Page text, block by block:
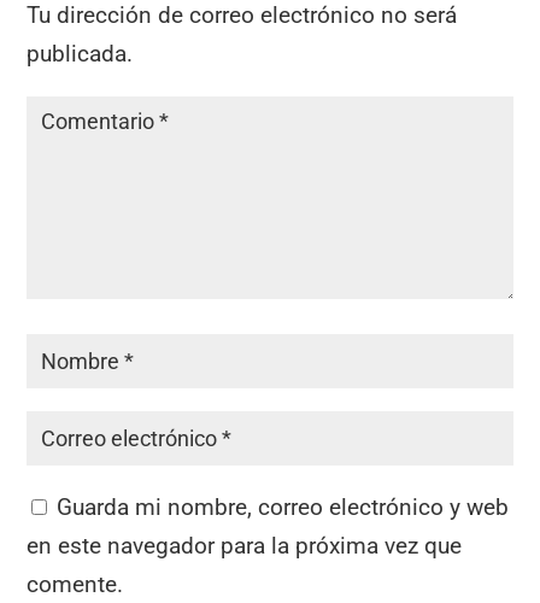
Tu dirección de correo electrónico no será
publicada.
Guarda mi nombre, correo electrónico y web
en este navegador para la próxima vez que
comente.